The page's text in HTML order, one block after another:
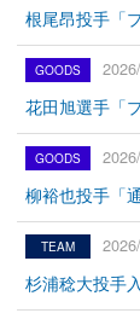
根尾昂投手「
花田旭選手「
柳裕也投手「
杉浦稔大投手